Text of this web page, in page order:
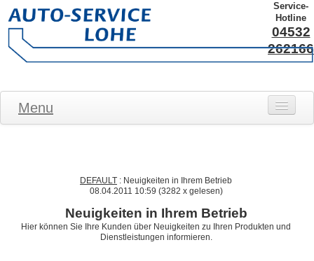
Service-
Hotline
04532
262166
Menu
LEISTUNGEN
ANFAHRT
DEFAULT : Neuigkeiten in Ihrem Betrieb
08.04.2011 10:59 (3282 x gelesen)
Neuigkeiten in Ihrem Betrieb
Hier können Sie Ihre Kunden über Neuigkeiten zu Ihren Produkten und
Dienstleistungen informieren.